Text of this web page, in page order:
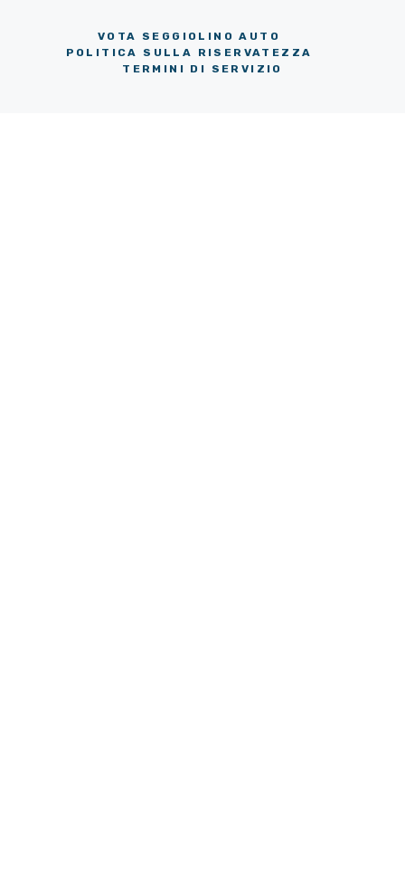
VOTA SEGGIOLINO AUTO
POLITICA SULLA RISERVATEZZA
TERMINI DI SERVIZIO